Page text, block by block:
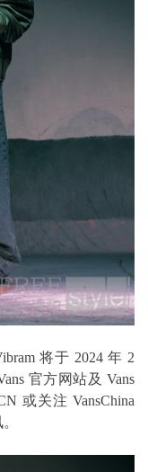
将于 2024 年 2
官方网站及 Vans
或关注 VansChina